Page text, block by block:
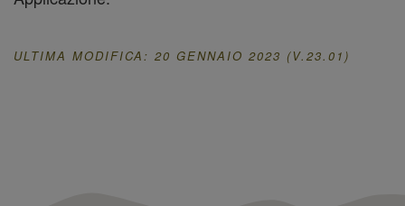
ULTIMA MODIFICA: 20 GENNAIO 2023 (V.23.01)